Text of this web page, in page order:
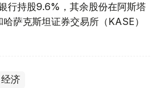
行持股9.6%，其余股份在阿斯塔
萨克斯坦证券交易所（KASE）
经济